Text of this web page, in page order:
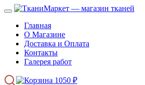
Главная
О Магазине
Доставка и Оплата
Контакты
Галерея работ
1050 ₽